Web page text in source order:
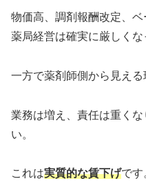
物価高、調剤報酬改定、ベ
薬局経営は確実に厳しくな
一方で薬剤師側から見える
業務は増え、責任は重く
い。
これは実質的な賃下げです